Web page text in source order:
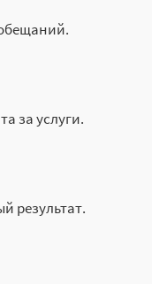
за услуги.
результат.